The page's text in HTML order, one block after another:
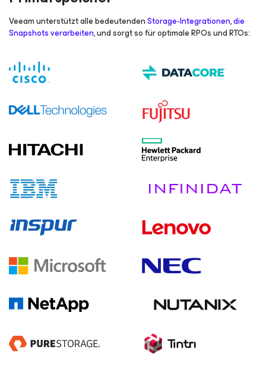
Veeam unterstützt alle bedeutendenStorage-Integrationen, die
Snapshots verarbeiten, und sorgt so für optimale RPOs und RTOs: